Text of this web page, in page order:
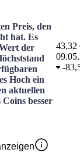
Preis, den
hat. Es
der
Hoch ein
aktuellen
besser
43,32
-